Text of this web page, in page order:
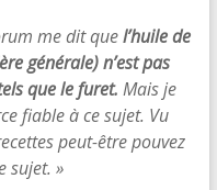
me dit quel’huile de
générale) n’est pas
que le furet. Mais je
fiable à ce sujet. Vu
peut-être pouvez
sujet. »